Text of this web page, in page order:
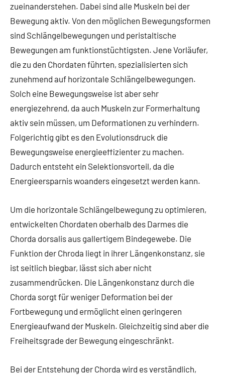
zueinanderstehen. Dabei sind alle Muskeln bei der
Bewegung aktiv. Von den möglichen Bewegungsformen
sind Schlängelbewegungen und peristaltische
Bewegungen am funktionstüchtigsten. Jene Vorläufer,
die zu den Chordaten führten, spezialisierten sich
zunehmend auf horizontale Schlängelbewegungen.
Solch eine Bewegungsweise ist aber sehr
energiezehrend, da auch Muskeln zur Formerhaltung
aktiv sein müssen, um Deformationen zu verhindern.
Folgerichtig gibt es den Evolutionsdruck die
Bewegungsweise energieeffizienter zu machen.
Dadurch entsteht ein Selektionsvorteil, da die
Energieersparnis woanders eingesetzt werden kann.
Um die horizontale Schlängelbewegung zu optimieren,
entwickelten Chordaten oberhalb des Darmes die
Chorda dorsalis aus gallertigem Bindegewebe. Die
Funktion der Chroda liegt in ihrer Längenkonstanz, sie
ist seitlich biegbar, lässt sich aber nicht
zusammendrücken. Die Längenkonstanz durch die
Chorda sorgt für weniger Deformation bei der
Fortbewegung und ermöglicht einen geringeren
Energieaufwand der Muskeln. Gleichzeitig sind aber die
Freiheitsgrade der Bewegung eingeschränkt.
Bei der Entstehung der Chorda wird es verständlich,